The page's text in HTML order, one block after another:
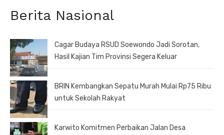
Berita Nasional
Cagar Budaya RSUD Soewondo Jadi Sorotan,
Hasil Kajian Tim Provinsi Segera Keluar
BRIN Kembangkan Sepatu Murah Mulai Rp75 Ribu
untuk Sekolah Rakyat
Karwito Komitmen Perbaikan Jalan Desa